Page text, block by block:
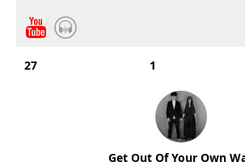
27 1
Get Out Of Your Own